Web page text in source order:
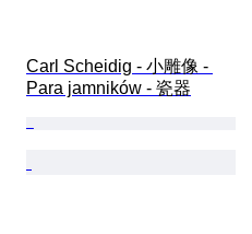
Carl Scheidig - 小雕像 -
Para jamników - 瓷器